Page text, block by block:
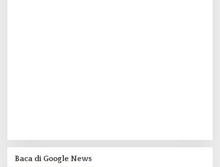
Baca di Google News